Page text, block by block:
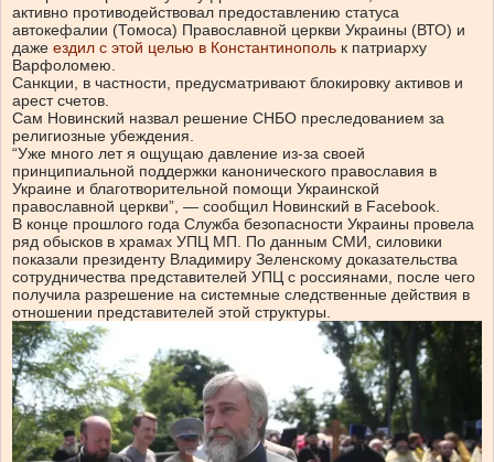
активно противодействовал предоставлению статуса
автокефалии (Томоса) Православной церкви Украины (ВТО) и
даже ездил с этой целью в Константинополь к патриарху
Варфоломею.
Санкции, в частности, предусматривают блокировку активов и
арест счетов.
Сам Новинский назвал решение СНБО преследованием за
религиозные убеждения.
“Уже много лет я ощущаю давление из-за своей
принципиальной поддержки канонического православия в
Украине и благотворительной помощи Украинской
православной церкви”, — сообщил Новинский в Facebook.
В конце прошлого года Служба безопасности Украины провела
ряд обысков в храмах УПЦ МП. По данным СМИ, силовики
показали президенту Владимиру Зеленскому доказательства
сотрудничества представителей УПЦ с россиянами, после чего
получила разрешение на системные следственные действия в
отношении представителей этой структуры.